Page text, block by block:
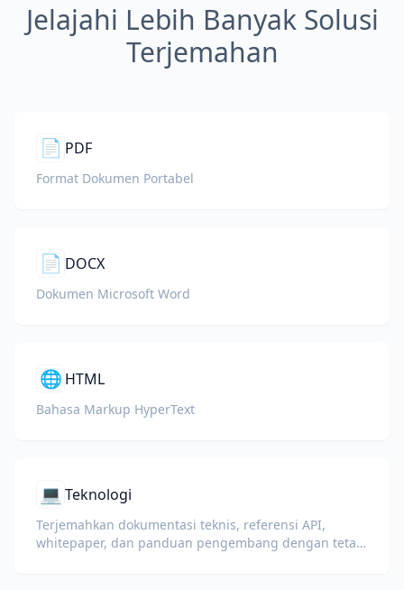
Jelajahi Lebih Banyak Solusi
Terjemahan
📄 PDF
Format Dokumen Portabel
📄 DOCX
Dokumen Microsoft Word
🌐 HTML
Bahasa Markup HyperText
💻 Teknologi
Terjemahkan dokumentasi teknis, referensi API,
whitepaper, dan panduan pengembang dengan tetap